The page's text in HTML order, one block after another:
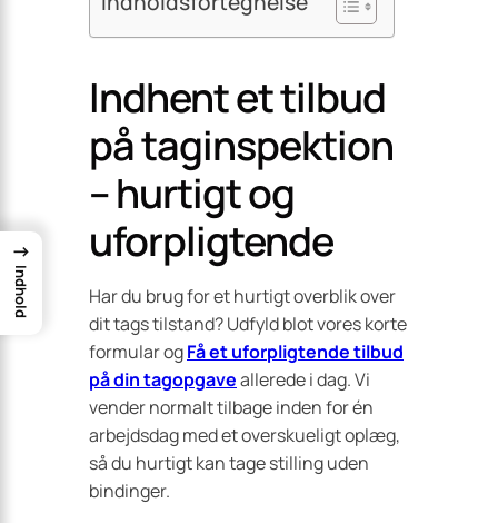
Indhent et tilbud
på taginspektion
– hurtigt og
uforpligtende
Har du brug for et hurtigt overblik over
dit tags tilstand? Udfyld blot vores korte
formular ogFå et uforpligtende tilbud
på din tagopgaveallerede i dag. Vi
vender normalt tilbage inden for én
arbejdsdag med et overskueligt oplæg,
så du hurtigt kan tage stilling uden
bindinger.
→
Indhold